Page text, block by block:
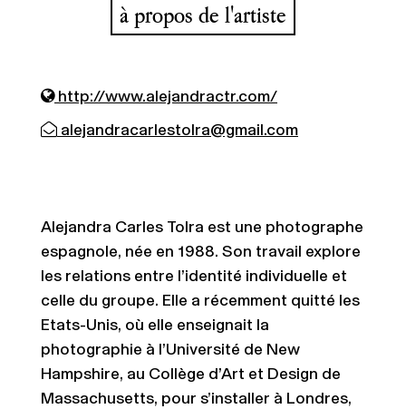
à propos de l'artiste
http://www.alejandractr.com/
alejandracarlestolra@gmail.com
Alejandra Carles Tolra est une photographe
espagnole, née en 1988. Son travail explore
les relations entre l’identité individuelle et
celle du groupe. Elle a récemment quitté les
Etats-Unis, où elle enseignait la
photographie à l’Université de New
Hampshire, au Collège d’Art et Design de
Massachusetts, pour s’installer à Londres,